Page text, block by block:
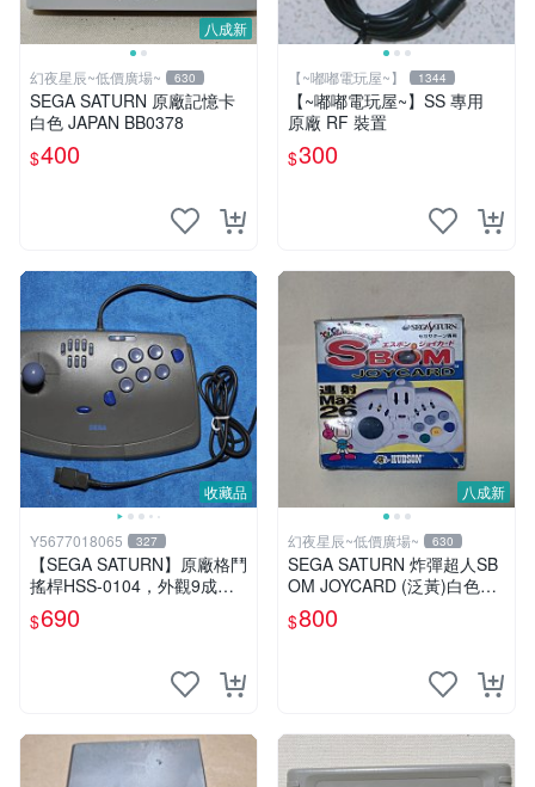
八成新
幻夜星辰~低價廣場~ 630
SEGA SATURN 原廠記憶卡
白色 JAPAN BB0378
$400
【~嘟嘟電玩屋~】 1344
【~嘟嘟電玩屋~】SS 專用
原廠 RF 裝置
$300
收藏品
Y5677018065 327
【SEGA SATURN】原廠格鬥
搖桿HSS-0104，外觀9成新
所有功能正常，有兩台，售價
為一台價格～
$690
八成新
幻夜星辰~低價廣場~ 630
SEGA SATURN 炸彈超人SB
OM JOYCARD (泛黃)白色手
把(含盒) HC-735 BB0342
$800